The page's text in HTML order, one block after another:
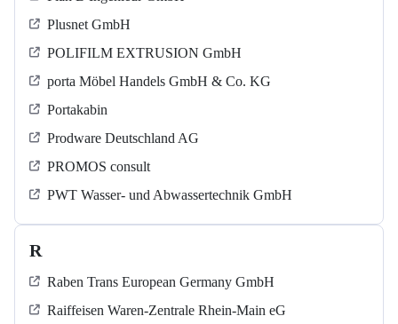
Plusnet GmbH
POLIFILM EXTRUSION GmbH
porta Möbel Handels GmbH & Co. KG
Portakabin
Prodware Deutschland AG
PROMOS consult
PWT Wasser- und Abwassertechnik GmbH
R
Raben Trans European Germany GmbH
Raiffeisen Waren-Zentrale Rhein-Main eG